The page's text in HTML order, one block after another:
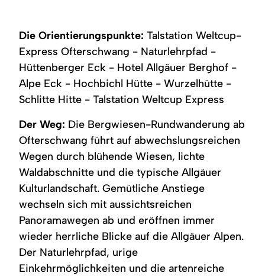
Blick
auf
die
Allgäuer
Alpen
geschindelte
Bauten,
Brunnen
und
Holunderbüsche
und
Alpe
Eck
mit
traumhafter
Bergkulisse
auf
Bettenried
und
Sonthofen
oberhalb
Hüttenberg
mit
traumhafter
Aussicht
Die Orientierungspunkte:Talstation Weltcup-
Express Ofterschwang - Naturlehrpfad -
Hüttenberger Eck - Hotel Allgäuer Berghof -
Alpe Eck - Hochbichl Hütte - Wurzelhütte -
Schlitte Hitte - Talstation Weltcup Express
Der Weg: Die Bergwiesen-Rundwanderung ab
Ofterschwang führt auf abwechslungsreichen
Wegen durch blühende Wiesen, lichte
Waldabschnitte und die typische Allgäuer
Kulturlandschaft. Gemütliche Anstiege
wechseln sich mit aussichtsreichen
Panoramawegen ab und eröffnen immer
wieder herrliche Blicke auf die Allgäuer Alpen.
Der Naturlehrpfad, urige
Einkehrmöglichkeiten und die artenreiche